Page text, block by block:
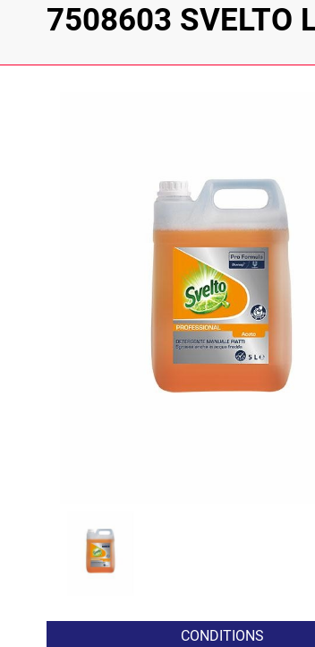
7508603 SVELTO
CONDITIONS